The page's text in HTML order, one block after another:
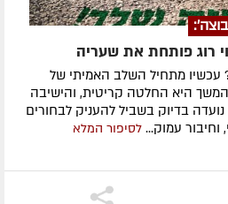
רוג פותחת את שעריה
מתחיל השלב האמיתי של
היא החלטה קריטית, והישיבה
בדיוק בשביל להעניק לבחורים
וחיבור עמוק... לסיפור המלא